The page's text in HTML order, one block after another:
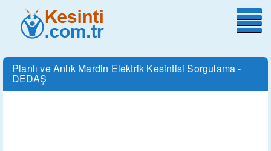
Planlı ve Anlık Mardin Elektrik Kesintisi Sorgulama -
DEDAŞ